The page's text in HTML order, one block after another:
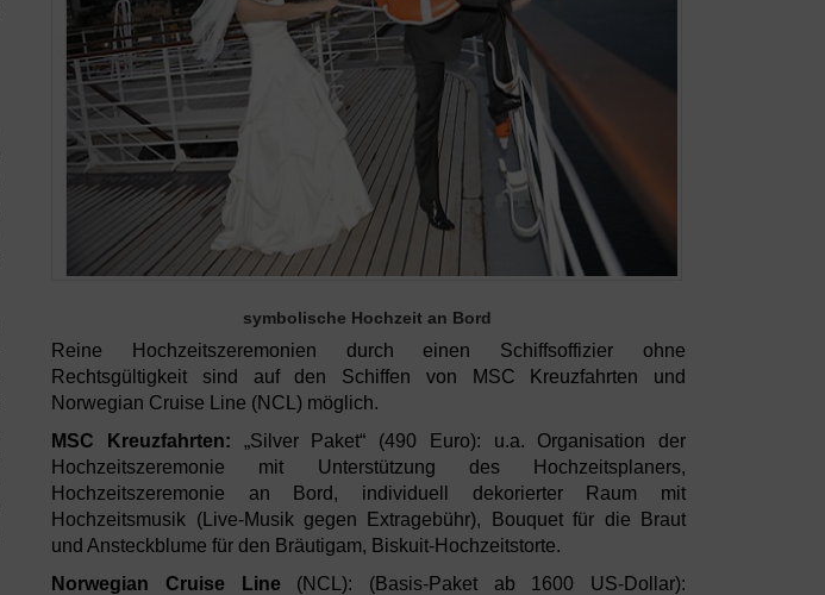
symbolische Hochzeit an Bord
Reine Hochzeitszeremonien durch einen Schiffsoffizier ohne
Rechtsgültigkeit sind auf den Schiffen von MSC Kreuzfahrten und
Norwegian Cruise Line (NCL) möglich.
MSC Kreuzfahrten: „Silver Paket“ (490 Euro): u.a. Organisation der
Hochzeitszeremonie mit Unterstützung des Hochzeitsplaners,
Hochzeitszeremonie an Bord, individuell dekorierter Raum mit
Hochzeitsmusik (Live-Musik gegen Extragebühr), Bouquet für die Braut
und Ansteckblume für den Bräutigam, Biskuit-Hochzeitstorte.
Norwegian
Cruise Line (NCL): (Basis-Paket ab 1600 US-Dollar):